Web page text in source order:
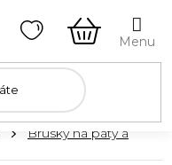
KOŠÍK
Brúsky na päty a